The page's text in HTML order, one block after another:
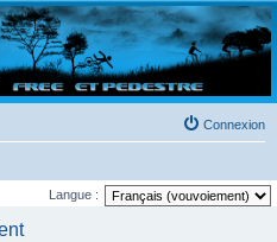
de Bretagne . Bonne navigation sur le site
Connexion
Langue :